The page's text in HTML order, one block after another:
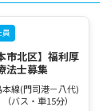
員
市北区】福利厚
法士募集
本線(門司港－八代)
（バス・車15分）